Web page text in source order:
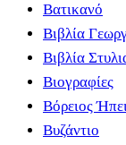
Βατικανό
Βιβλία
Βιβλία
Βιογραφίες
Βόρειος
Βυζάντιο